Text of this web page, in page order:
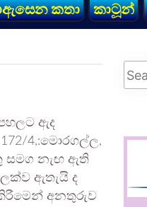
කතා කාටූන්
ඇද
4,:මොරගල්ල,
සමග නැඟ ඇති
ඇතැයි ද
අනතුරුව